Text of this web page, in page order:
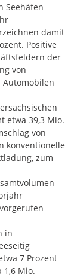
Seehäfen
damit
Positive
der
von
Automobilen
etwa 39,3 Mio.
von
konventionelle
zum
in
7 Prozent
1,6 Mio.